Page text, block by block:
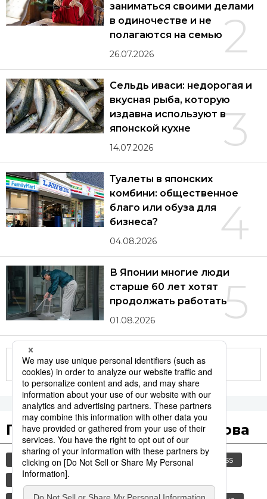
2
заниматься своими делами
в одиночестве и не
полагаются на семью
26.07.2026
3
Сельдь иваси: недорогая и
вкусная рыба, которую
издавна используют в
японской кухне
14.07.2026
4
Туалеты в японских
комбини: общественное
благо или обуза для
бизнеса?
04.08.2026
5
В Японии многие люди
старше 60 лет хотят
продолжать работать
01.08.2026
Другие статьи по теме
Популярные поисковые слова
общество культура история
jiji press
технологии